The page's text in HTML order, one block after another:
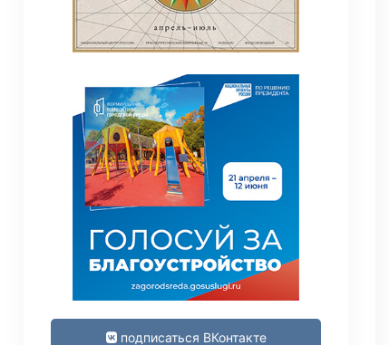
подписаться ВКонтакте